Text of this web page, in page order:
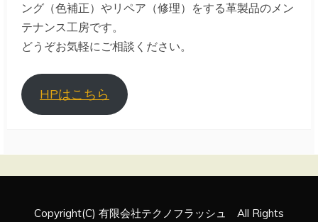
ング（色補正）やリペア（修理）をする革製品のメン
テナンス工房です。
どうぞお気軽にご相談ください。
HPはこちら
Copyright(C) 有限会社テクノフラッシュ All Rights